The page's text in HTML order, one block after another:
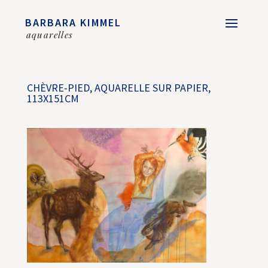
BARBARA KIMMEL
aquarelles
CHÈVRE-PIED, AQUARELLE SUR PAPIER,
113X151CM